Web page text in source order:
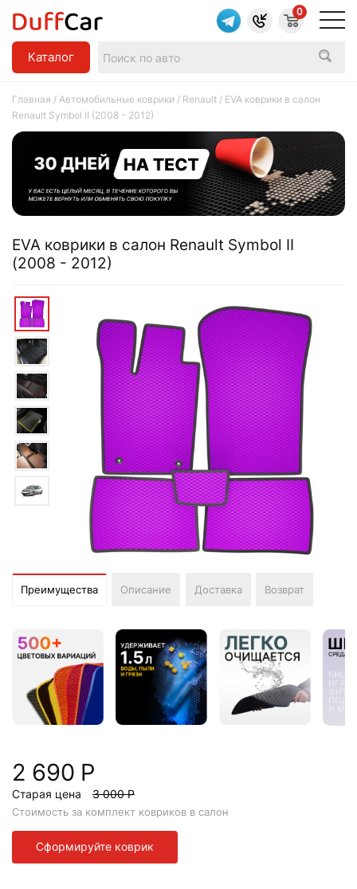
Каталог
0
Главная / Автомобильные коврики / Renault / EVA коврики в салон
Renault Symbol II (2008 - 2012)
EVA коврики в салон Renault Symbol II
(2008 - 2012)
Преимущества Описание Доставка Возврат
2 690 Р
Старая цена 3 000 Р
Стоимость за комплект ковриков в салон
Сформируйте коврик